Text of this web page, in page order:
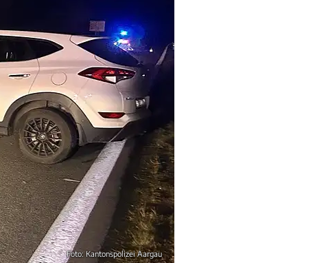
Foto: Kantonspolizei Aargau